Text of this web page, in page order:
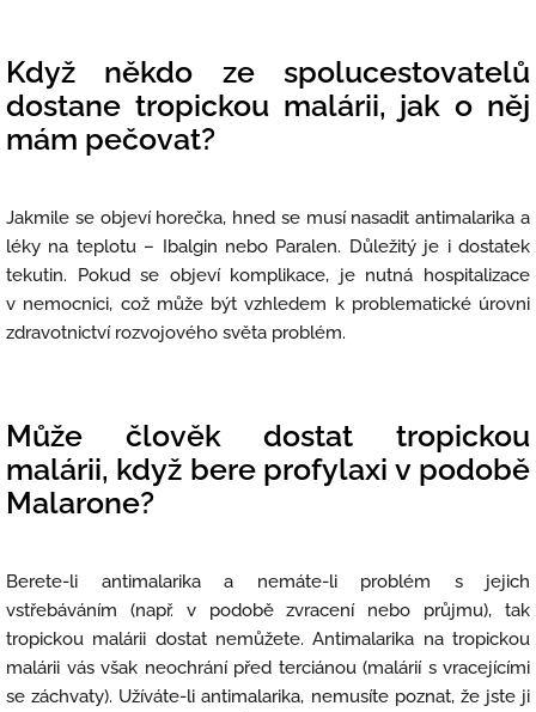
Když někdo ze spolucestovatelů
dostane tropickou malárii, jak o něj
mám pečovat?
Jakmile se objeví horečka, hned se musí nasadit antimalarika a
léky na teplotu – Ibalgin nebo Paralen. Důležitý je i dostatek
tekutin. Pokud se objeví komplikace, je nutná hospitalizace
v nemocnici, což může být vzhledem k problematické úrovni
zdravotnictví rozvojového světa problém.
Může člověk dostat tropickou
malárii, když bere profylaxi v podobě
Malarone?
Berete-li antimalarika a nemáte-li problém s jejich
vstřebáváním (např. v podobě zvracení nebo průjmu), tak
tropickou malárii dostat nemůžete. Antimalarika na tropickou
malárii vás však neochrání před terciánou (malárií s vracejícími
se záchvaty). Užíváte-li antimalarika, nemusíte poznat, že jste ji